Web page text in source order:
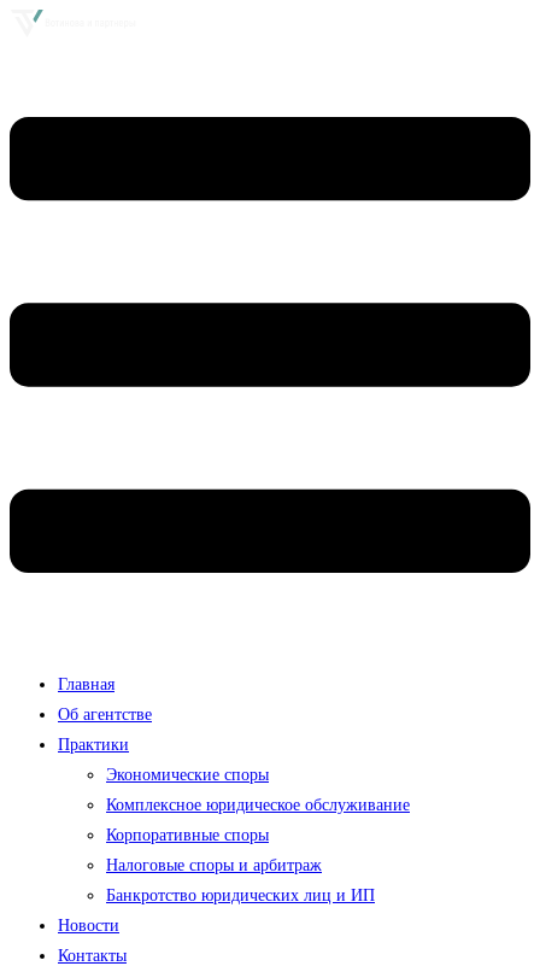
Главная
Об агентстве
Практики
Экономические споры
Комплексное юридическое обслуживание
Корпоративные споры
Налоговые споры и арбитраж
Банкротство юридических лиц и ИП
Новости
Контакты